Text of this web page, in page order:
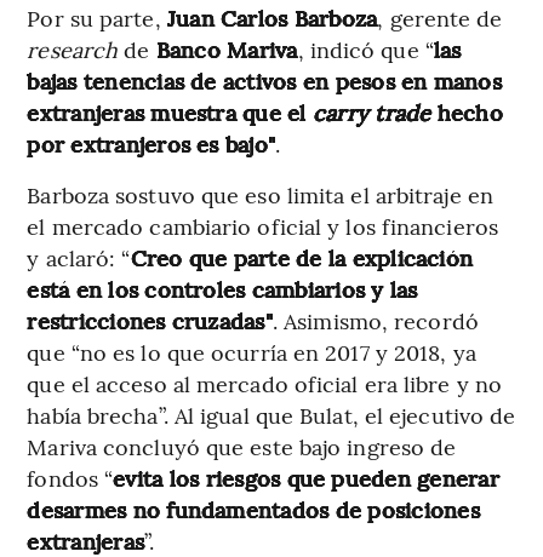
Por su parte, Juan Carlos Barboza, gerente de
researchde Banco Mariva, indicó que “las
bajas tenencias de activos en pesos en manos
extranjeras muestra que el carry tradehecho
por extranjeros es bajo".
Barboza sostuvo que eso limita el arbitraje en
el mercado cambiario oficial y los financieros
y aclaró: “Creo que parte de la explicación
está en los controles cambiarios y las
restricciones cruzadas". Asimismo, recordó
que “no es lo que ocurría en 2017 y 2018, ya
que el acceso al mercado oficial era libre y no
había brecha”. Al igual que Bulat, el ejecutivo de
Mariva concluyó que este bajo ingreso de
fondos “evita los riesgos que pueden generar
desarmes no fundamentados de posiciones
extranjeras”.